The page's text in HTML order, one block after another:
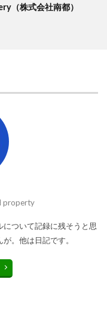
（株式会社南都）
property
ついて記録に残そうと思
。他は日記です。